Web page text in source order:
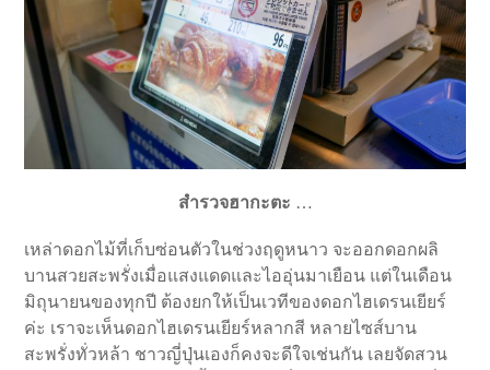
สำรวจฮากะตะ …
เหล่าดอกไม้ที่เก็บซ่อนตัวในช่วงฤดูหนาว จะออกดอกผลิ
บานสวยสะพรั่งเมื่อแสงแดดและไออุ่นมาเยือน แต่ในเดือน
มิถุนายนของทุกปี ต้องยกให้เป็นเวทีของดอกไฮเดรนเยียร์
ค่ะ เราจะเห็นดอกไฮเดรนเยียร์หลากสี หลายไซส์บาน
สะพรั่งทั่วหล้า ชาวญี่ปุ่นเองก็คงจะดีใจเช่นกัน เลยจัดสวน